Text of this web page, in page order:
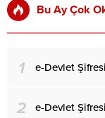
Bu Ay Çok
1 e-Devlet Şifresi
2 e-Devlet